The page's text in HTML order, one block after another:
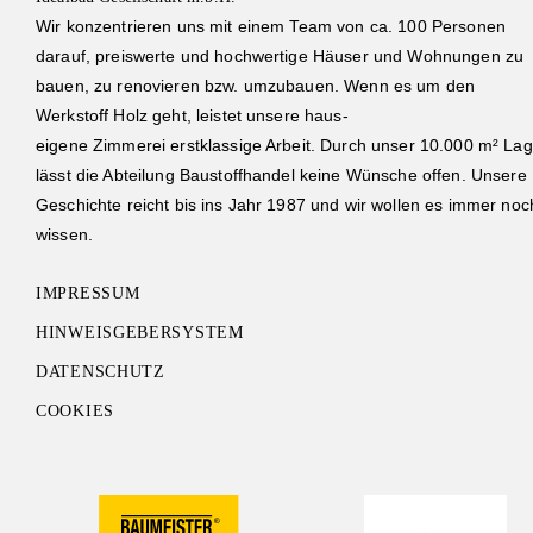
Wir konzentrieren uns mit einem Team von ca. 100 Personen
darauf, preiswerte und hochwertige Häuser und Wohnungen zu
bauen, zu renovieren bzw. umzubauen. Wenn es um den
Werkstoff Holz geht, leistet unsere haus-
eigene Zimmerei erstklassige Arbeit. Durch unser 10.000 m²
lässt die Abteilung Baustoffhandel keine Wünsche offen. Unsere
Geschichte reicht bis ins Jahr 1987 und wir wollen es immer
wissen.
IMPRESSUM
HINWEISGEBERSYSTEM
DATENSCHUTZ
COOKIES